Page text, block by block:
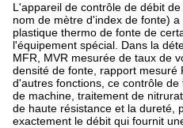
L'appareil de contrôle de débit
nom de mètre d'index de fonte)
plastique thermo de fonte de
l'équipement spécial. Dans la
MFR, MVR mesurée de taux de
densité de fonte, rapport mesuré
d'autres fonctions, ce contrôle
de machine, traitement de
de haute résistance et la dureté,
exactement le débit qui fournit